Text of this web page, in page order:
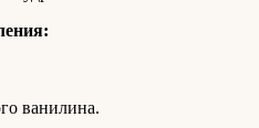
ванилина.